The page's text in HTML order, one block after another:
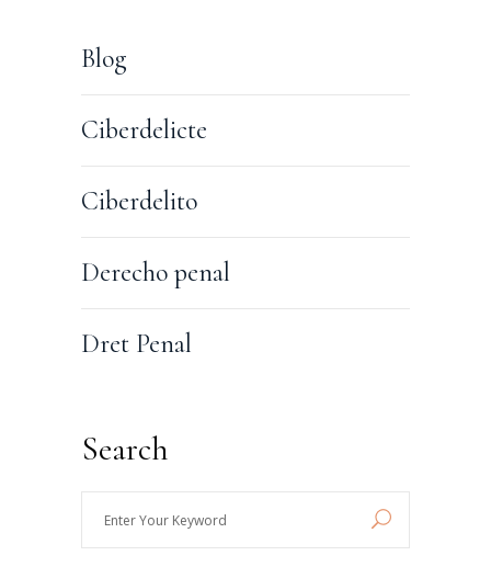
Blog
Ciberdelicte
Ciberdelito
Derecho penal
Dret Penal
Search
Your